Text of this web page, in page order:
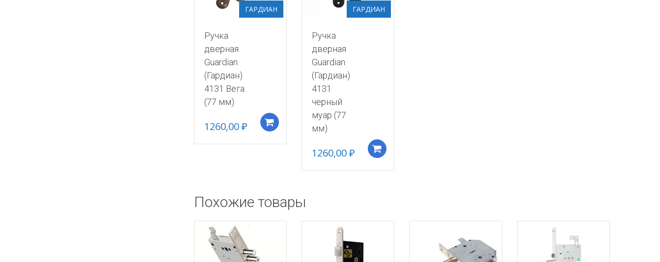
ГАРДИАН
Ручка
дверная
Guardian
(Гардиан)
4131 Вега
(77 мм)
1260,00₽ Добавить в корзину
ГАРДИАН
Ручка
дверная
Guardian
(Гардиан)
4131
черный
муар (77
мм)
1260,00₽
Похожие товары